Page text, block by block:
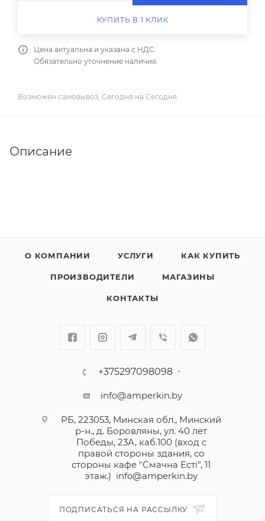
КУПИТЬ В 1 КЛИК
Цена актуальна и указана с НДС.
Обязательно уточнение наличия.
Возможен самовывоз, Сегодня на Сегодня.
Описание
О КОМПАНИИ УСЛУГИ КАК КУПИТЬ
ПРОИЗВОДИТЕЛИ МАГАЗИНЫ
КОНТАКТЫ
+375297098098
info@amperkin.by
РБ, 223053, Минская обл., Минский
р-н., д. Боровляны, ул. 40 лет
Победы, 23А, каб.100 (вход с
правой стороны здания, со
стороны кафе "Смачна Естi", 11
этаж.) info@amperkin.by
ПОДПИСАТЬСЯ НА РАССЫЛКУ